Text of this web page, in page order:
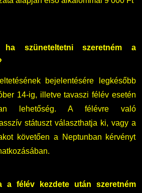
szüneteltetni szeretném a
bejelentésére legkésőbb
14-ig, illetve tavaszi félév esetén
lehetőség. A félévre való
státuszt választhatja ki, vagy a
követően a Neptunban kérvényt
a félév kezdete után szeretném